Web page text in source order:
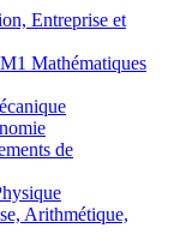
Entreprise et
Mathématiques
de
Arithmétique,